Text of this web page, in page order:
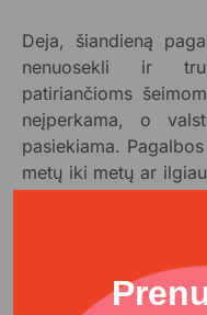
Deja, šiandieną
nenuosekli ir
patiriančioms
neįperkama, o
pasiekiama.
metų iki metų ar
savo vaikams,
vidinių resursų ar
rodo, kad beveik 4
kaip reikėtų daryti,
56 proc. tėvų sako,